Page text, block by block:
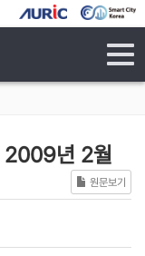
2009년 2월
원문보기